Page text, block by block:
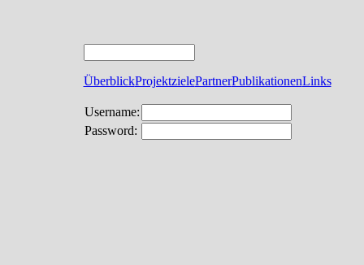
ÜberblickProjektzielePartnerPublikationenLinks
Username:
Password: